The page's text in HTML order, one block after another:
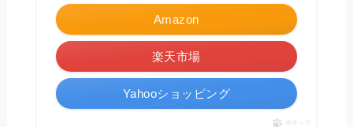
Amazon
楽天市場
Yahooショッピング
ポチップ